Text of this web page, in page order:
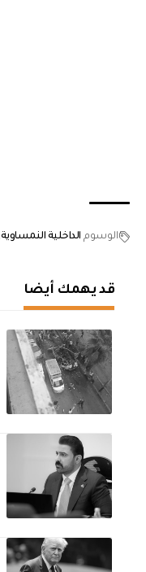
الوسوم الداخلية النمساوية
قد يهمك أيضا